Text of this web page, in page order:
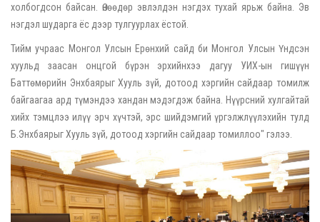
холбогдсон байсан. Өнөөдөр эвлэлдэн нэгдэх тухай ярьж байна. Эв
нэгдэл шударга ёс дээр тулгуурлах ёстой.
Тийм учраас Монгол Улсын Ерөнхий сайд би Монгол Улсын Үндсэн
хуульд заасан онцгой бүрэн эрхийнхээ дагуу УИХ-ын гишүүн
Баттөмөрийн Энхбаярыг Хууль зүй, дотоод хэргийн сайдаар томилж
байгаагаа ард түмэндээ хандан мэдэгдэж байна. Нүүрсний хулгайтай
хийх тэмцлээ илүү эрч хүчтэй, эрс шийдэмгий үргэлжлүүлэхийн тулд
Б.Энхбаярыг Хууль зүй, дотоод хэргийн сайдаар томиллоо" гэлээ.